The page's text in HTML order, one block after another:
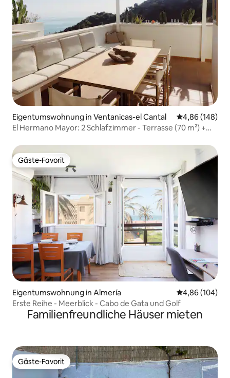
Eigentumswohnung in Ventanicas-el Cantal
4,86 (148)
El Hermano Mayor: 2 Schlafzimmer - Terrasse (70 m²) +
Gäste-Favorit
Gäste-Favorit
Eigentumswohnung in Almería
4,86 (104)
Erste Reihe - Meerblick - Cabo de Gata und Golf
Familienfreundliche Häuser mieten
Gäste-Favorit
Gäste-Favorit